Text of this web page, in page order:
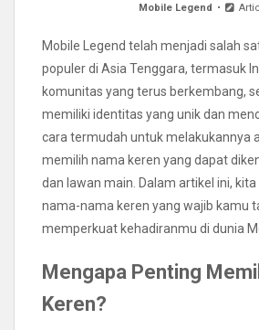
Mobile Legend
Mobile Legend telah menjadi salah
populer di Asia Tenggara, termasuk
komunitas yang terus berkembang,
memiliki identitas yang unik dan
cara termudah untuk melakukannya
memilih nama keren yang dapat
dan lawan main. Dalam artikel ini,
nama-nama keren yang wajib kamu
memperkuat kehadiranmu di dunia
Mengapa Penting
Keren?